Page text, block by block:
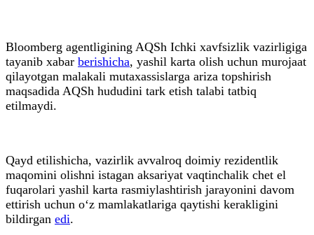
Bloomberg agentligining AQSh Ichki xavfsizlik vazirligiga
tayanib xabar berishicha, yashil karta olish uchun murojaat
qilayotgan malakali mutaxassislarga ariza topshirish
maqsadida AQSh hududini tark etish talabi tatbiq
etilmaydi.
Qayd etilishicha, vazirlik avvalroq doimiy rezidentlik
maqomini olishni istagan aksariyat vaqtinchalik chet el
fuqarolari yashil karta rasmiylashtirish jarayonini davom
ettirish uchun o‘z mamlakatlariga qaytishi kerakligini
bildirgan edi.